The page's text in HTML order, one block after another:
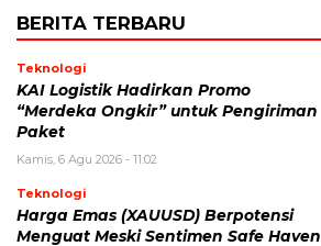
BERITA TERBARU
Teknologi
KAI Logistik Hadirkan Promo
“Merdeka Ongkir” untuk Pengiriman
Paket
Kamis, 6 Agu 2026 - 11:02
Teknologi
Harga Emas (XAUUSD) Berpotensi
Menguat Meski Sentimen Safe Haven